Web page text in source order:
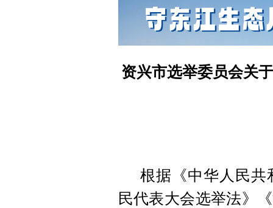
资兴市选举委员会关
根据《中华人民共
民代表大会选举法》